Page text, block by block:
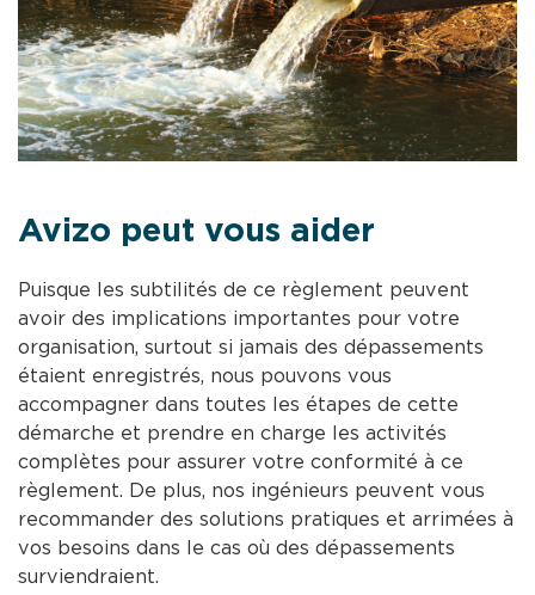
Avizo peut vous aider
Puisque les subtilités de ce règlement peuvent
avoir des implications importantes pour votre
organisation, surtout si jamais des dépassements
étaient enregistrés, nous pouvons vous
accompagner dans toutes les étapes de cette
démarche et prendre en charge les activités
complètes pour assurer votre conformité à ce
règlement. De plus, nos ingénieurs peuvent vous
recommander des solutions pratiques et arrimées à
vos besoins dans le cas où des dépassements
surviendraient.